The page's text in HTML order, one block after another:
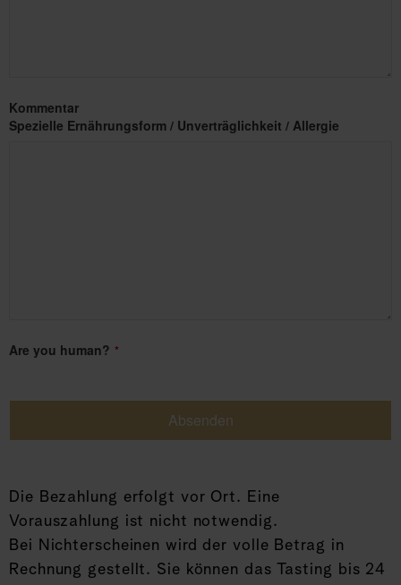
Kommentar
Spezielle Ernährungsform / Unverträglichkeit / Allergie
Are you human? *
Absenden
Die Bezahlung erfolgt vor Ort. Eine
Vorauszahlung ist nicht notwendig.
Bei Nichterscheinen wird der volle Betrag in
Rechnung gestellt. Sie können das Tasting bis 24